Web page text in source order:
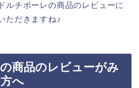
ルチボーレの商品のレビューに
ただきますね♪
商品のレビューがみ
へ